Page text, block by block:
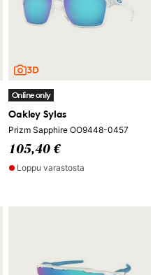
Online only
Oakley Sylas
Prizm Sapphire OO9448-0457
105,40 €
Loppu varastosta